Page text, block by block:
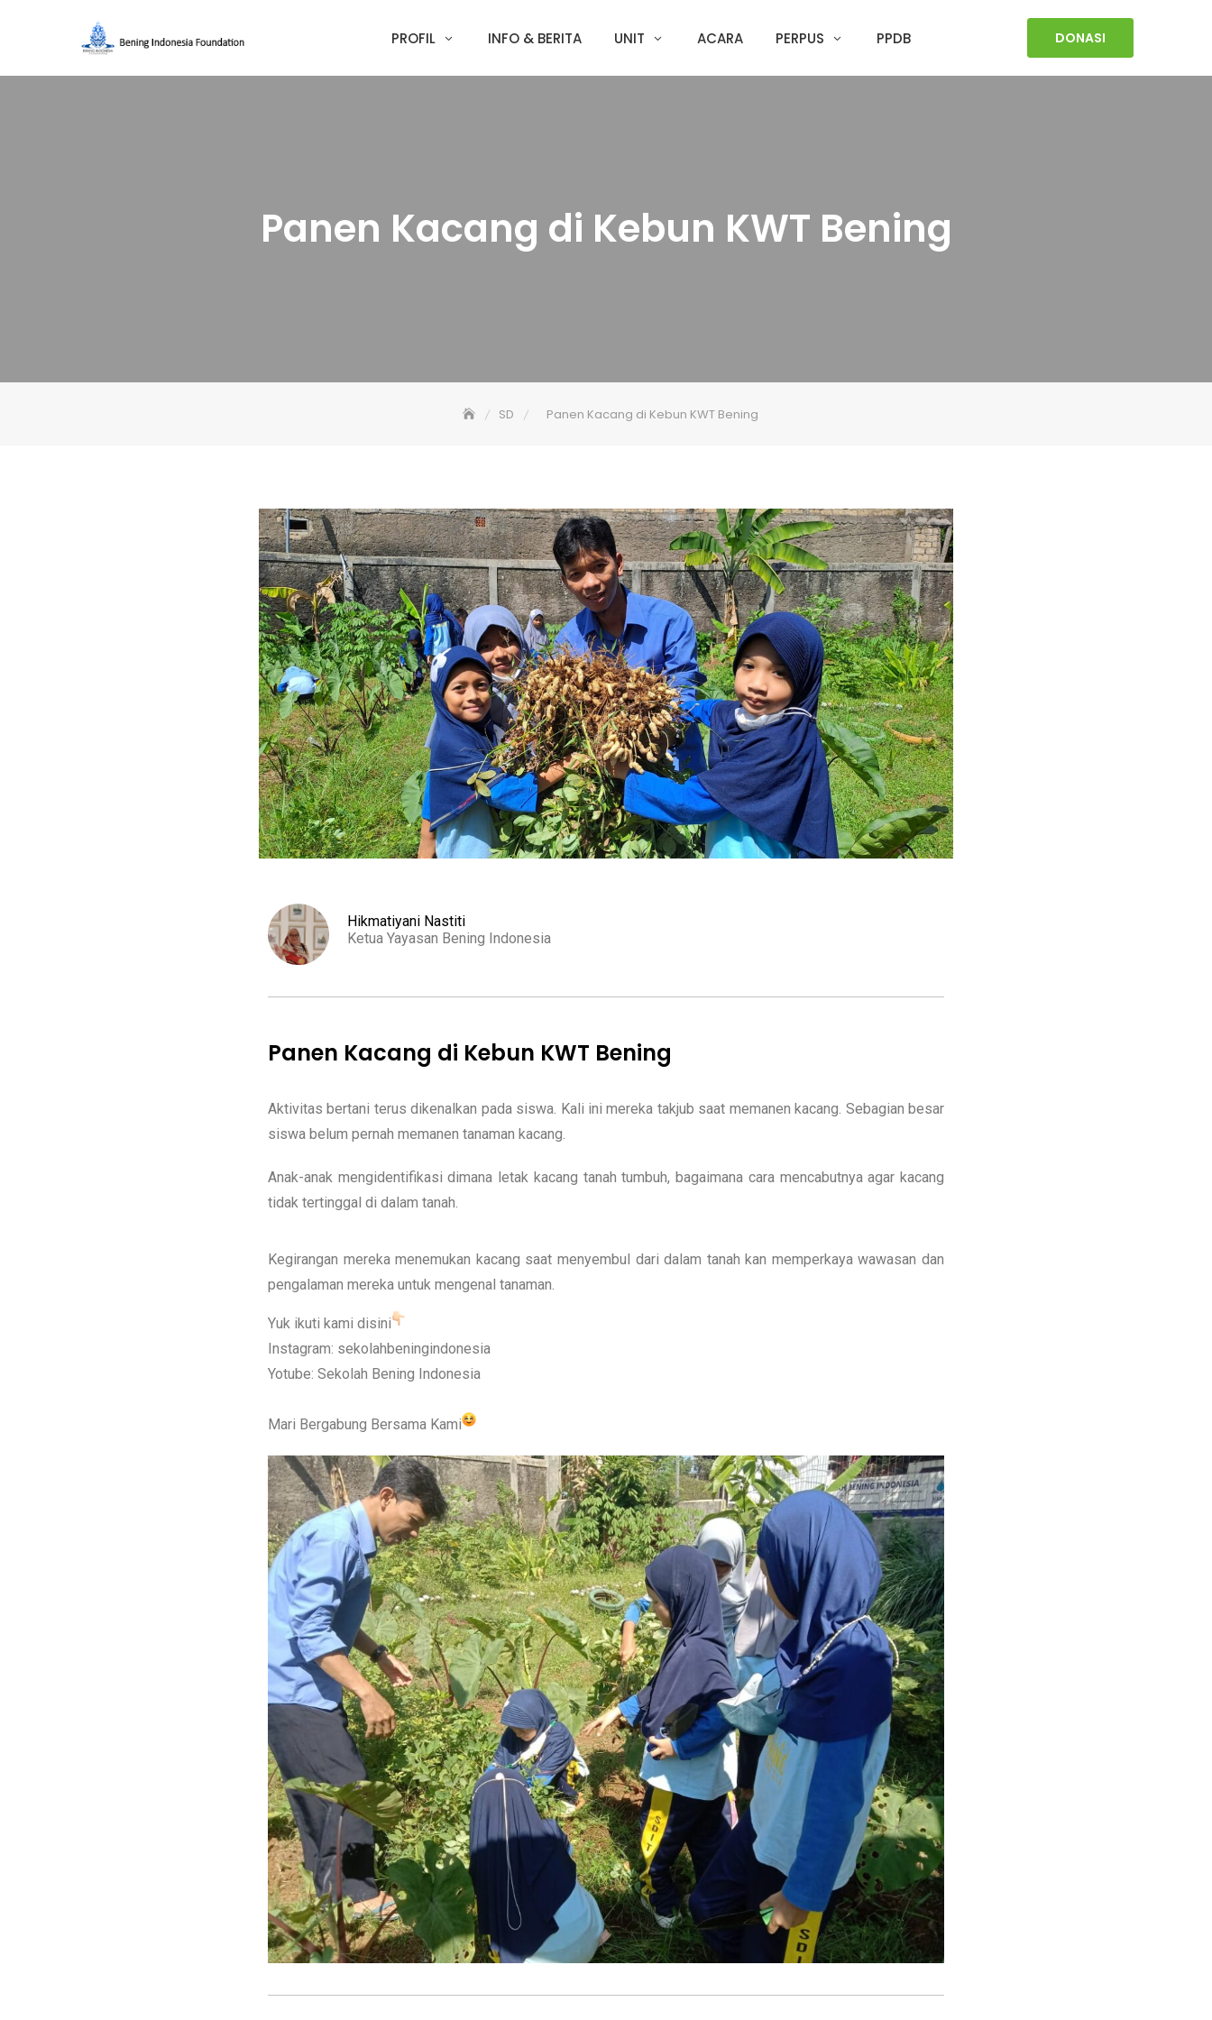
PROFIL INFO & BERITA UNIT ACARA PERPUS PPDB DONASI
Panen Kacang di Kebun KWT Bening
SD Panen Kacang di Kebun KWT Bening
Hikmatiyani Nastiti
Ketua Yayasan Bening Indonesia
Panen Kacang di Kebun KWT Bening
Aktivitas bertani terus dikenalkan pada siswa. Kali ini mereka takjub saat memanen kacang. Sebagian besar
siswa belum pernah memanen tanaman kacang.
Anak-anak mengidentifikasi dimana letak kacang tanah tumbuh, bagaimana cara mencabutnya agar kacang
tidak tertinggal di dalam tanah.
Kegirangan mereka menemukan kacang saat menyembul dari dalam tanah kan memperkaya wawasan dan
pengalaman mereka untuk mengenal tanaman.
Yuk ikuti kami disini
Instagram: sekolahbeningindonesia
Yotube: Sekolah Bening Indonesia
Mari Bergabung Bersama Kami